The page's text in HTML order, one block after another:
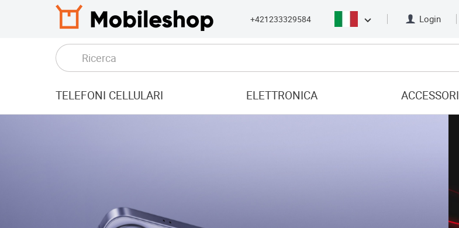
+421233329584 Login
TELEFONI CELLULARI ELETTRONICA ACCESSORI